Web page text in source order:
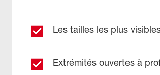
Les tailles les plus
Extrémités ouvertes à